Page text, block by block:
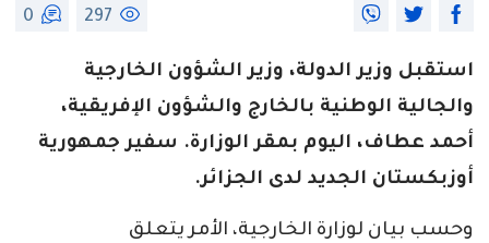
297
0
استقبل وزير الدولة، وزير الشؤون الخارجية
والجالية الوطنية بالخارج والشؤون الإفريقية،
أحمد عطاف، اليوم بمقر الوزارة. سفير جمهورية
أوزبكستان الجديد لدى الجزائر.
وحسب بيان لوزارة الخارجية، الأمر يتعلق